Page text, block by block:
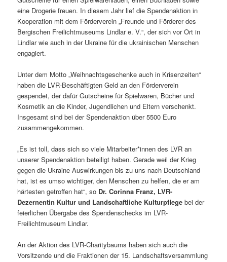
eine Drogerie freuen. In diesem Jahr lief die Spendenaktion in
Kooperation mit dem Förderverein „Freunde und Förderer des
Bergischen Freilichtmuseums Lindlar e. V.“, der sich vor Ort in
Lindlar wie auch in der Ukraine für die ukrainischen Menschen
engagiert.
Unter dem Motto „Weihnachtsgeschenke auch in Krisenzeiten“
haben die LVR-Beschäftigten Geld an den Förderverein
gespendet, der dafür Gutscheine für Spielwaren, Bücher und
Kosmetik an die Kinder, Jugendlichen und Eltern verschenkt.
Insgesamt sind bei der Spendenaktion über 5500 Euro
zusammengekommen.
„Es ist toll, dass sich so viele Mitarbeiter*innen des LVR an
unserer Spendenaktion beteiligt haben. Gerade weil der Krieg
gegen die Ukraine Auswirkungen bis zu uns nach Deutschland
hat, ist es umso wichtiger, den Menschen zu helfen, die er am
härtesten getroffen hat“, so Dr. Corinna Franz, LVR-
Dezernentin Kultur und Landschaftliche Kulturpflege bei der
feierlichen Übergabe des Spendenschecks im LVR-
Freilichtmuseum Lindlar.
An der Aktion des LVR-Charitybaums haben sich auch die
Vorsitzende und die Fraktionen der 15. Landschaftsversammlung